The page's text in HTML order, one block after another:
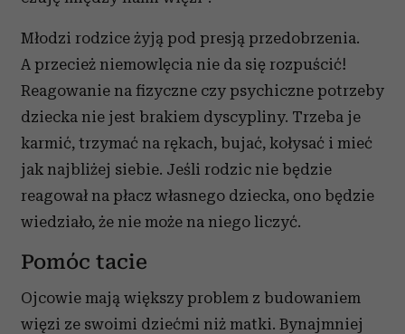
Partnerzy mogą połączyć te informacje z innymi danymi
otrzymanymi od Ciebie lub uzyskanymi podczas
Młodzi rodzice żyją pod presją przedobrzenia.
A przecież niemowlęcia nie da się rozpuścić!
Reagowanie na fizyczne czy psychiczne potrzeby
dziecka nie jest brakiem dyscypliny. Trzeba je
karmić, trzymać na rękach, bujać, kołysać i mieć
jak najbliżej siebie. Jeśli rodzic nie będzie
reagował na płacz własnego dziecka, ono będzie
wiedziało, że nie może na niego liczyć.
Pomóc tacie
Ojcowie mają większy problem z budowaniem
więzi ze swoimi dziećmi niż matki. Bynajmniej